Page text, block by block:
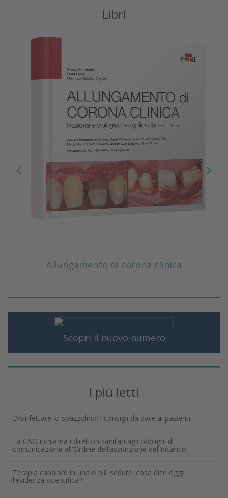
Libri
Allungamento di corona clinica
Scopri il nuovo numero
I più letti
Disinfettare lo spazzolino: i consigli da dare ai pazienti
La CAO richiama i direttori sanitari agli obblighi di
comunicazione all'Ordine dell’assunzione dell’incarico
Terapia canalare in una o più sedute: cosa dice oggi
l’evidenza scientifica?